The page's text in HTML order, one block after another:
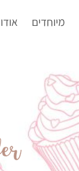
מיוחדים